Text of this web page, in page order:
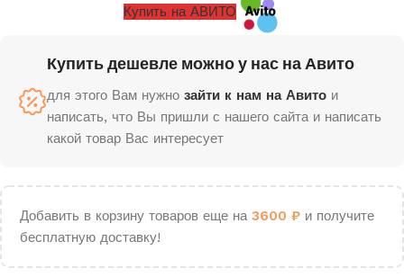
Купить на АВИТО
Купить дешевле можно у нас на Авито
для этого Вам нужно зайти к нам на Авито и
написать, что Вы пришли с нашего сайта и написать
какой товар Вас интересует
Добавить в корзину товаров еще на 3600 ₽ и получите
бесплатную доставку!